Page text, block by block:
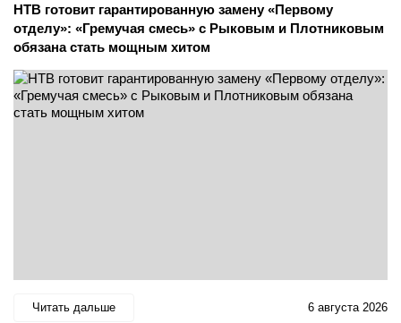
НТВ готовит гарантированную замену «Первому
отделу»: «Гремучая смесь» с Рыковым и Плотниковым
обязана стать мощным хитом
Читать дальше 6 августа 2026